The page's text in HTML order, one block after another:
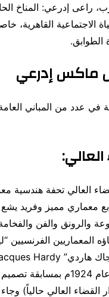
راعى إدرعي: المناخ
الاجتماعية القاهرية،
الطوابق.
ماكس إدرعي
عدد من المباني العامة
العالي:
العالي تحفة هندسية
معماري مميز وفريد
والرونق والفن
في القاهرة عام 1924م
القضاء العالي حالياً)